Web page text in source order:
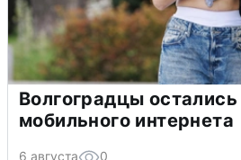
Волгоградцы остались
мобильного интернета
6 августа 0